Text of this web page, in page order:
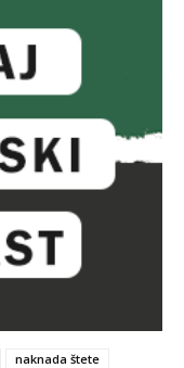
naknada štete